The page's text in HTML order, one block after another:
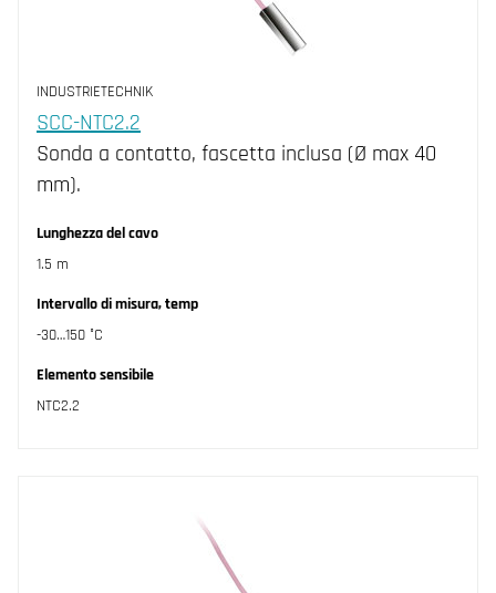
INDUSTRIETECHNIK
SCC-NTC2.2
Sonda a contatto, fascetta inclusa (Ø max 40
mm).
Lunghezza del cavo
1.5 m
Intervallo di misura, temp
-30…150 °C
Elemento sensibile
NTC2.2